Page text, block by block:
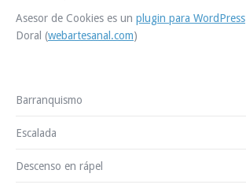
Asesor de Cookies es un plugin para WordPress
Doral (webartesanal.com)
Barranquismo
Escalada
Descenso en rápel